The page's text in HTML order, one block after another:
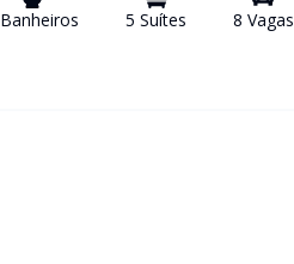
Banheiros 5 Suítes 8 Vagas